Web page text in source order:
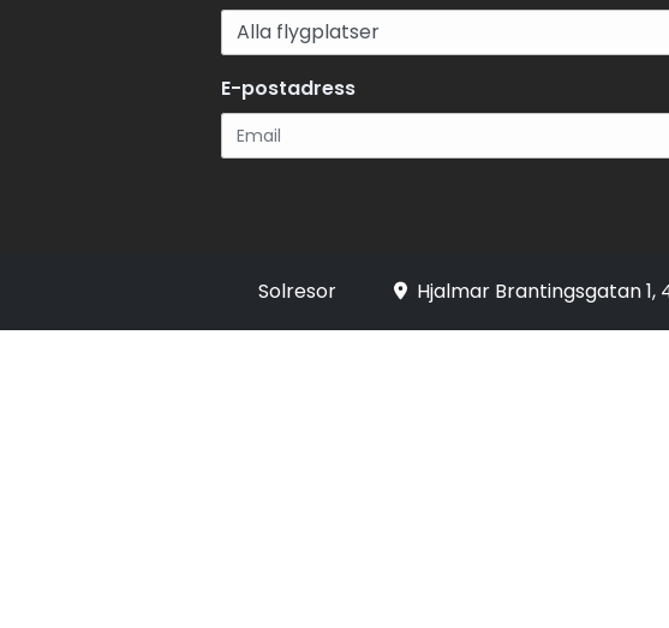
E-postadress
Solresor Hjalmar Brantingsgatan 1,